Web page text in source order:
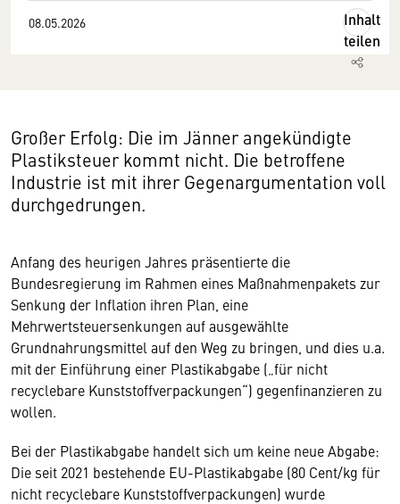
08.05.2026
Inhalt
teilen
Großer Erfolg: Die im Jänner angekündigte
Plastiksteuer kommt nicht. Die betroffene
Industrie ist mit ihrer Gegenargumentation voll
durchgedrungen.
Anfang des heurigen Jahres präsentierte die
Bundesregierung im Rahmen eines Maßnahmenpakets zur
Senkung der Inflation ihren Plan, eine
Mehrwertsteuersenkungen auf ausgewählte
Grundnahrungsmittel auf den Weg zu bringen, und dies u.a.
mit der Einführung einer Plastikabgabe („für nicht
recyclebare Kunststoffverpackungen“) gegenfinanzieren zu
wollen.
Bei der Plastikabgabe handelt sich um keine neue Abgabe:
Die seit 2021 bestehende EU-Plastikabgabe (80 Cent/kg für
nicht recyclebare Kunststoffverpackungen) wurde